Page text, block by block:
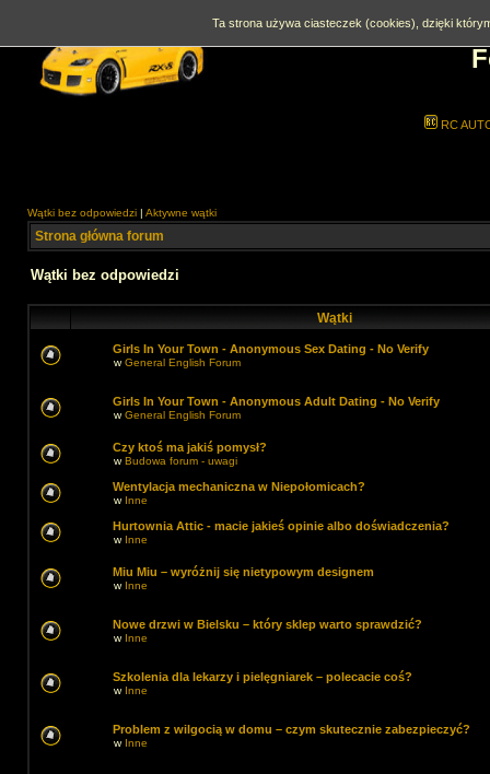
RC
Wątki bez odpowiedzi | Aktywne wątki
Strona główna forum
Wątki bez odpowiedzi
Wątki
Girls In Your Town - Anonymous Sex Dating - No Verify
wGeneral English Forum
Girls In Your Town - Anonymous Adult Dating - No Verify
wGeneral English Forum
Czy ktoś ma jakiś pomysł?
wBudowa forum - uwagi
Wentylacja mechaniczna w Niepołomicach?
w Inne
Hurtownia Attic - macie jakieś opinie albo doświadczenia?
w Inne
Miu Miu – wyróżnij się nietypowym designem
w Inne
Nowe drzwi w Bielsku – który sklep warto sprawdzić?
w Inne
Szkolenia dla lekarzy i pielęgniarek – polecacie coś?
w Inne
Problem z wilgocią w domu – czym skutecznie zabezpieczyć?
w Inne
Ta strona używa ciasteczek (cookies), dzięki